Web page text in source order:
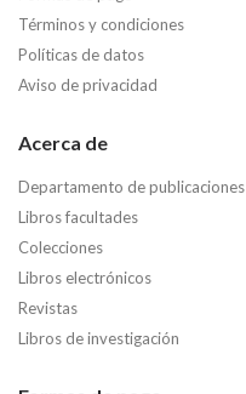
Términos y condiciones
Políticas de datos
Aviso de privacidad
Acerca de
Departamento de publicaciones
Libros facultades
Colecciones
Libros electrónicos
Revistas
Libros de investigación